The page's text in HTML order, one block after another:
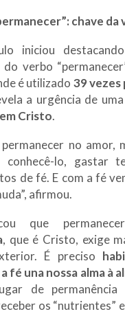
chave da
iniciou
verbo
é utilizado 39 vezes
a urgência de
Cristo.
permanecer no amor,
conhecê-lo, gastar
de fé. E com a fé
afirmou.
que
, que é Cristo, exige
É preciso
a fé una nossa alma à
de
os “nutrientes”